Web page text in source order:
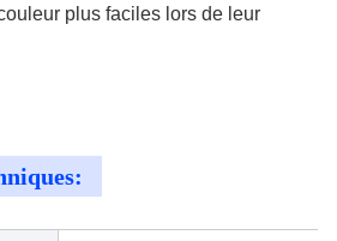
plus faciles lors de leur